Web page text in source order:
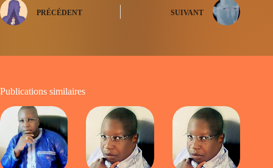
PRÉCÉDENT SUIVANT
Publications similaires